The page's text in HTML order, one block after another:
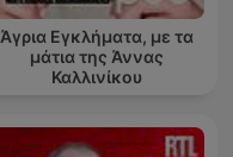
Άγρια Εγκλήματα, με τα
μάτια της Άννας
Καλλινίκου